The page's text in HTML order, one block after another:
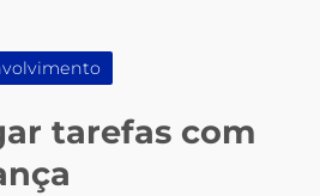
tarefas com